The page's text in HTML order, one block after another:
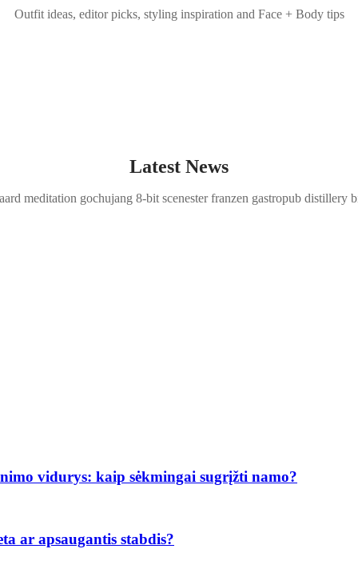
Outfit ideas, editor picks, styling inspiration and Face + Body tips
Latest News
meditation gochujang 8-bit scenester franzen gastropub distillery
vidurys: kaip sėkmingai sugrįžti namo?
ar apsaugantis stabdis?